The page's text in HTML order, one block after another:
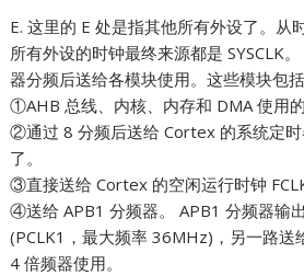
E. 这里的 E 处是指其他所有外设了。从
所有外设的时钟最终来源都是 SYSCLK
器分频后送给各模块使用。这些模块包括
①AHB 总线、内核、内存和 DMA 使用的
②通过 8 分频后送给 Cortex 的系统定
了。
③直接送给 Cortex 的空闲运行时钟 FCLK
④送给 APB1 分频器。 APB1 分频器输
(PCLK1，最大频率 36MHz)，另一路送
4 倍频器使用。